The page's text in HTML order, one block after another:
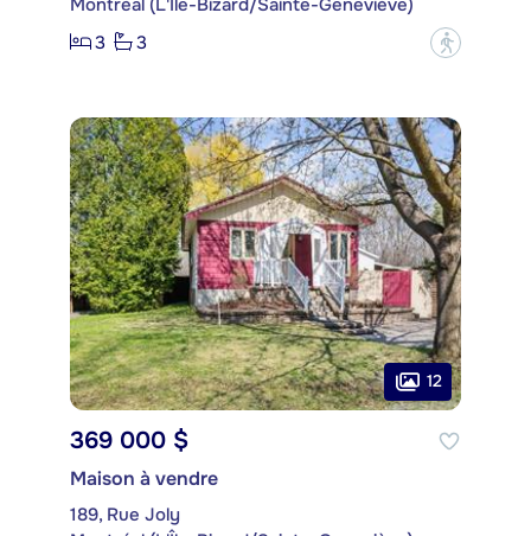
3
3 ?
12
369 000 $
Maison à vendre
189, Rue Joly